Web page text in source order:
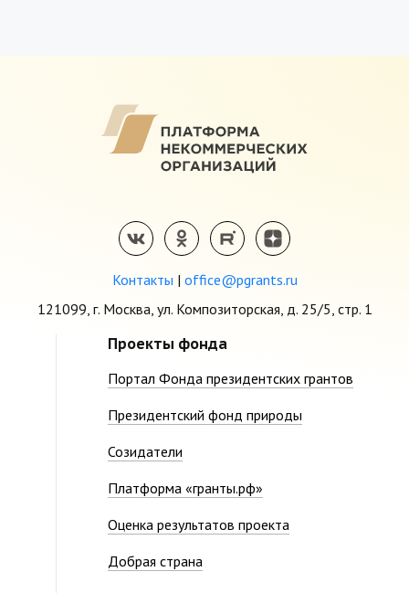
Контакты | office@pgrants.ru
121099, г. Москва, ул. Композиторская, д. 25/5, стр. 1
Проекты фонда
Портал Фонда президентских грантов
Президентский фонд природы
Созидатели
Платформа «гранты.рф»
Оценка результатов проекта
Добрая страна